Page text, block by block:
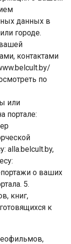
данных в
городе.
контактами
по
или
портале:
alla.belcult.by,
о ваших
5.
книг,
к